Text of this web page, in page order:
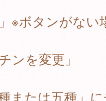
※ボタンがない
ンを変更」
または五種」